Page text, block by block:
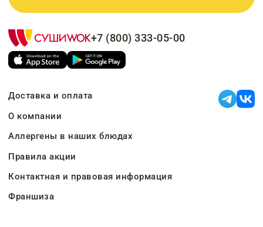
+7 (800) 333-05-00
Доставка и оплата
О компании
Аллергены в наших блюдах
Правила акции
Контактная и правовая информация
Франшиза